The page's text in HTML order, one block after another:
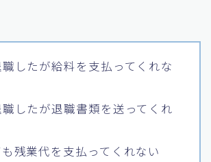
したが給料を支払ってくれな
したが退職書類を送ってくれ
残業代を支払ってくれない